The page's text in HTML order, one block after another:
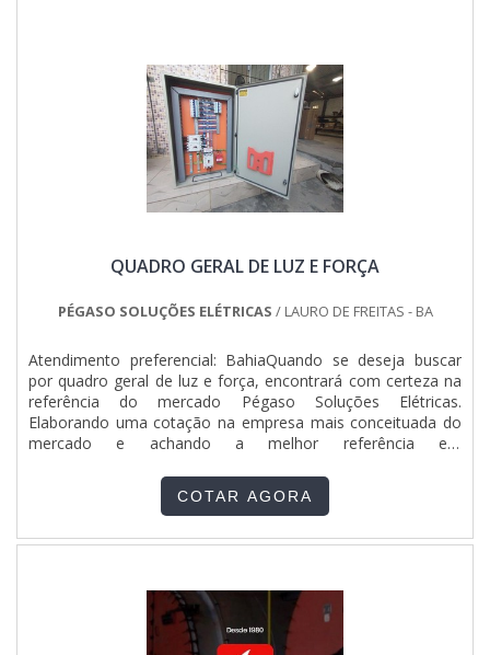
QUADRO GERAL DE LUZ E FORÇA
PÉGASO SOLUÇÕES ELÉTRICAS / LAURO DE FREITAS - BA
Atendimento preferencial: BahiaQuando se deseja buscar
por quadro geral de luz e força, encontrará com certeza na
referência do mercado Pégaso Soluções Elétricas.
Elaborando uma cotação na empresa mais conceituada do
mercado e achando a melhor referência em
força, com os melhores profissionais da Pégaso Soluções
Elétricas o cliente poderá encontrar excelente custo-
varejistas.ALGUNS DETALHES SOBRE QUADRO GERAL DE
recursos em oferecer uma estrutura com escritório de alta
qualidade onde são realizadas as atividades e estrutura
suficiente para atender todas as demandas, tudo pensando
COTAR AGORA